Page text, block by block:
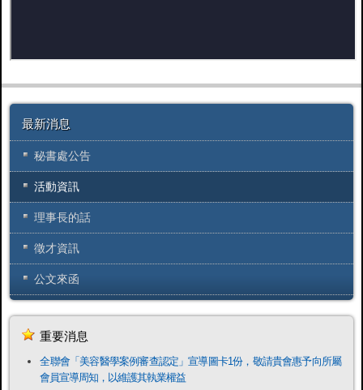
最新消息
秘書處公告
活動資訊
理事長的話
徵才資訊
公文來函
重要消息
全聯會「​美容醫學案例審查認定」宣導圖卡1份，敬請貴會惠予向所屬
會員宣導周知，以維護其執業權益